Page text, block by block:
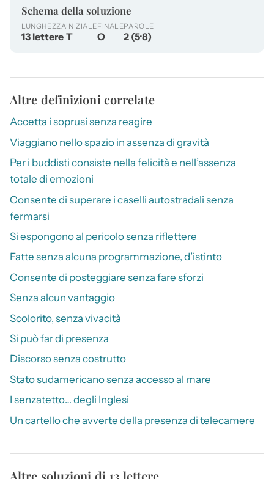
Schema della soluzione
LUNGHEZZA
13 lettere
INIZIALE
T
FINALE
O
PAROLE
2 (5·8)
Altre definizioni correlate
Accetta i soprusi senza reagire
Viaggiano nello spazio in assenza di gravità
Per i buddisti consiste nella felicità e nell’assenza
totale di emozioni
Consente di superare i caselli autostradali senza
fermarsi
Si espongono al pericolo senza riflettere
Fatte senza alcuna programmazione, d’istinto
Consente di posteggiare senza fare sforzi
Senza alcun vantaggio
Scolorito, senza vivacità
Si può far di presenza
Discorso senza costrutto
Stato sudamericano senza accesso al mare
I senzatetto… degli Inglesi
Un cartello che avverte della presenza di telecamere
Altre soluzioni di 13 lettere